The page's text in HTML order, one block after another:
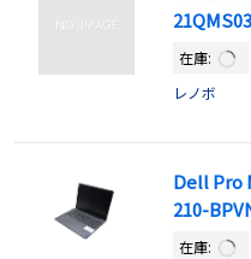
在庫:
レノボ
Dell Pro
210-
在庫: